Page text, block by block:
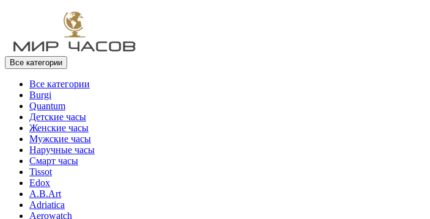
Все категории
Все категории
Burgi
Quantum
Детские часы
Женские часы
Мужские часы
Наручные часы
Смарт часы
Tissot
Edox
A.B.Art
Adriatica
Aerowatch